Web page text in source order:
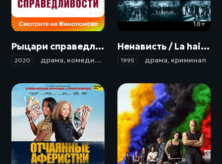
18+
Рыцари справедливости / Retfærdighedens ryttere (2020)
2020 драма, комедия , боевик,криминал
18+
Ненависть / La haine (1995)
1995 драма, криминал